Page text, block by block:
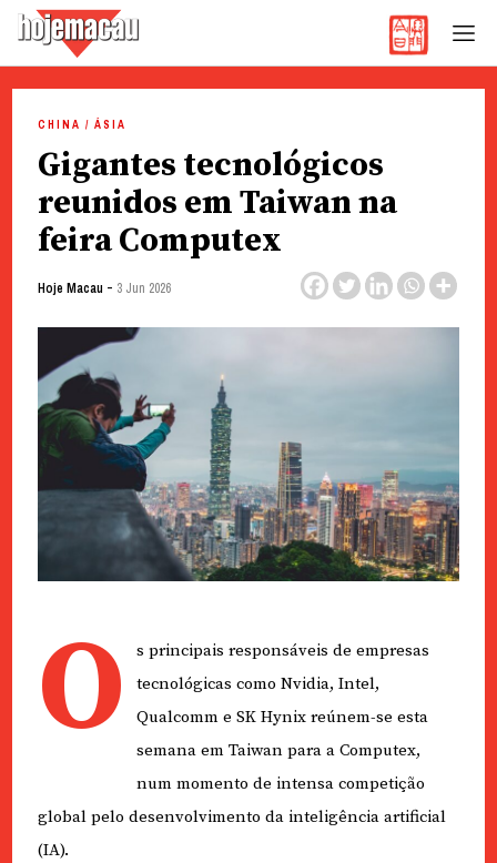
content
CHINA / ÁSIA
Gigantes tecnológicos
reunidos em Taiwan na
feira Computex
Hoje Macau - 3 Jun 2026
O
s principais responsáveis de empresas
tecnológicas como Nvidia, Intel,
Qualcomm e SK Hynix reúnem-se esta
semana em Taiwan para a Computex,
num momento de intensa competição
global pelo desenvolvimento da inteligência artificial
(IA).